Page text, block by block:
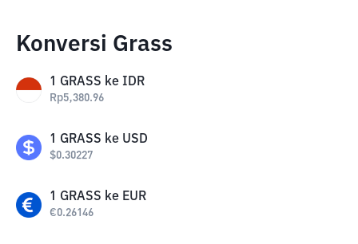
Konversi Grass
1 GRASS ke IDR
Rp5,380.96
1 GRASS ke USD
$0.30227
1 GRASS ke EUR
€0.26146